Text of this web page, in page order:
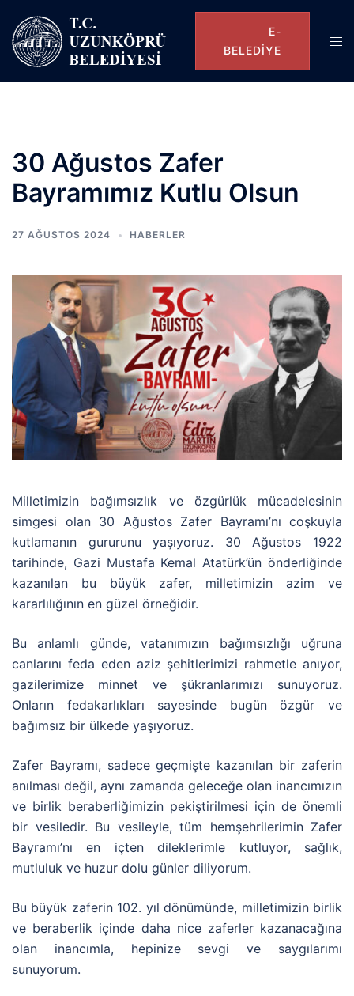
E-
BELEDIYE
30 Ağustos Zafer
Bayramımız Kutlu Olsun
27 AĞUSTOS 2024 HABERLER
Milletimizin bağımsızlık ve özgürlük mücadelesinin
simgesi olan 30 Ağustos Zafer Bayramı’nı coşkuyla
kutlamanın gururunu yaşıyoruz. 30 Ağustos 1922
tarihinde, Gazi Mustafa Kemal Atatürk’ün önderliğinde
kazanılan bu büyük zafer, milletimizin azim ve
kararlılığının en güzel örneğidir.
Bu anlamlı günde, vatanımızın bağımsızlığı uğruna
canlarını feda eden aziz şehitlerimizi rahmetle anıyor,
gazilerimize minnet ve şükranlarımızı sunuyoruz.
Onların fedakarlıkları sayesinde bugün özgür ve
bağımsız bir ülkede yaşıyoruz.
Zafer Bayramı, sadece geçmişte kazanılan bir zaferin
anılması değil, aynı zamanda geleceğe olan inancımızın
ve birlik beraberliğimizin pekiştirilmesi için de önemli
bir vesiledir. Bu vesileyle, tüm hemşehrilerimin Zafer
Bayramı’nı en içten dileklerimle kutluyor, sağlık,
mutluluk ve huzur dolu günler diliyorum.
Bu büyük zaferin 102. yıl dönümünde, milletimizin birlik
ve beraberlik içinde daha nice zaferler kazanacağına
olan inancımla, hepinize sevgi ve saygılarımı
sunuyorum.